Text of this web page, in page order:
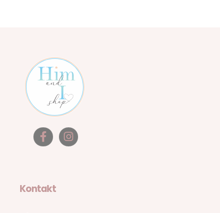
Kontakt